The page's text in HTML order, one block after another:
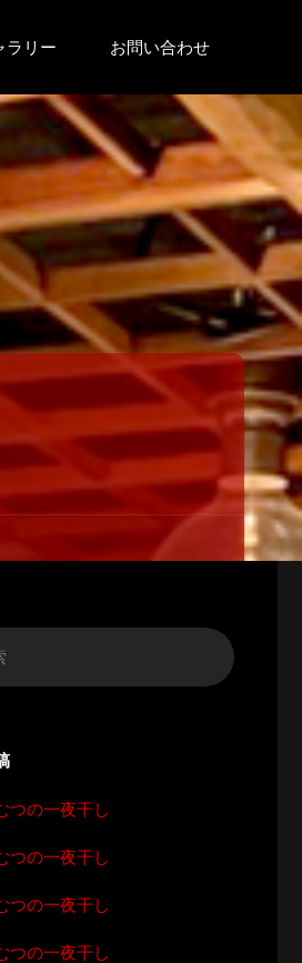
ラリー お問い合わせ
つの一夜干し
つの一夜干し
つの一夜干し
つの一夜干し